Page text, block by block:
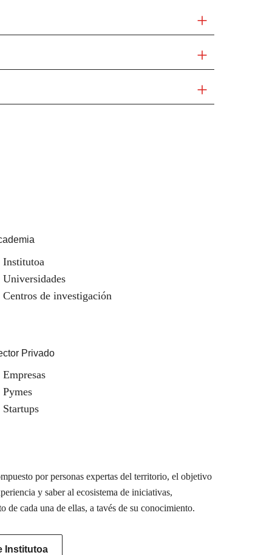
Institutoa
Universidades
Centros de investigación
Privado
Empresas
Pymes
Startups
por personas expertas del territorio, el objetivo
y saber al ecosistema de iniciativas,
de cada una de ellas, a tavés de su conocimiento.
Institutoa